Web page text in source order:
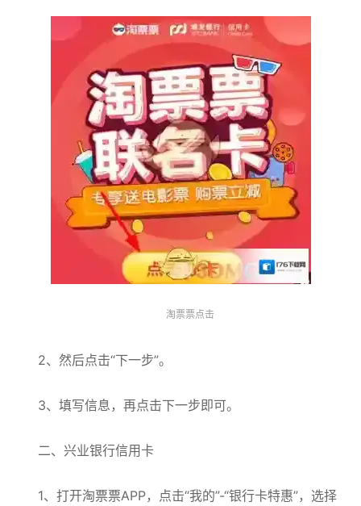
淘票票点击
2、然后点击“下一步”。
3、填写信息，再点击下一步即可。
二、兴业银行信用卡
1、打开淘票票APP，点击“我的”-“银行卡特惠”，选择